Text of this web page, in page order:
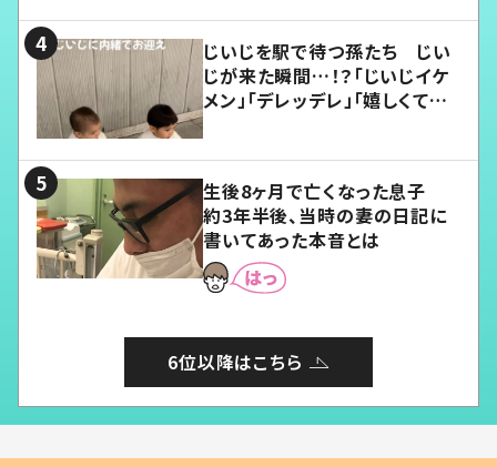
じいじを駅で待つ孫たち じい
じが来た瞬間…！？「じいじイケ
メン」「デレッデレ」「嬉しくて可
生後8ヶ月で亡くなった息子
約3年半後、当時の妻の日記に
書いてあった本音とは
6位以降はこちら